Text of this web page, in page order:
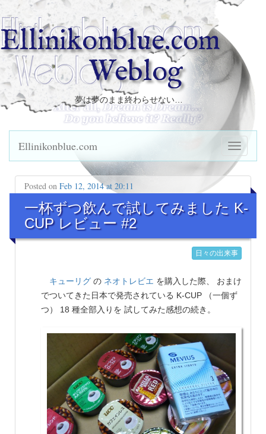
Ellinikonblue.com
Weblog
夢は夢のまま終わらせない…
Ellinikonblue.com
Posted on Feb 12, 2014 at 20:11
一杯ずつ飲んで試してみました K-
CUP レビュー #2
日々の出来事
キューリグ の ネオトレビエ を購入した際、 おまけ
でついてきた日本で発売されている K-CUP （一個ず
つ） 18 種全部入りを 試してみた感想の続き。